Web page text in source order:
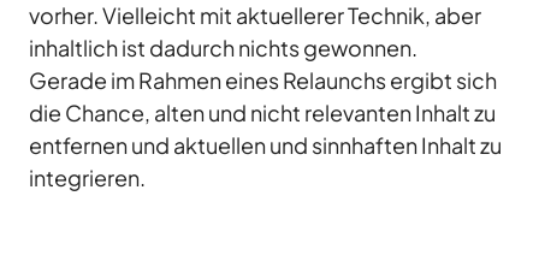
vorher. Vielleicht mit aktuellerer Technik, aber
inhaltlich ist dadurch nichts gewonnen.
Gerade im Rahmen eines Relaunchs ergibt sich
die Chance, alten und nicht relevanten Inhalt zu
entfernen und aktuellen und sinnhaften Inhalt zu
integrieren.